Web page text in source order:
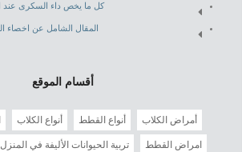
كل ما يخص داء السكرى عند
المقال الشامل عن اخصاء
أقسام الموقع
أمراض الكلاب أنواع القطط أنواع الكلاب
امراض القطط تربية الحيوانات الأليفة في المنزل